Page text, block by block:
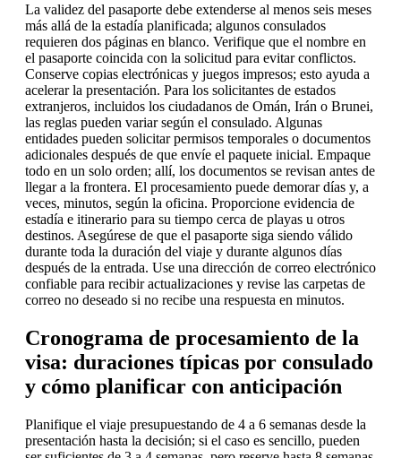
La validez del pasaporte debe extenderse al menos seis meses
más allá de la estadía planificada; algunos consulados
requieren dos páginas en blanco. Verifique que el nombre en
el pasaporte coincida con la solicitud para evitar conflictos.
Conserve copias electrónicas y juegos impresos; esto ayuda a
acelerar la presentación. Para los solicitantes de estados
extranjeros, incluidos los ciudadanos de Omán, Irán o Brunei,
las reglas pueden variar según el consulado. Algunas
entidades pueden solicitar permisos temporales o documentos
adicionales después de que envíe el paquete inicial. Empaque
todo en un solo orden; allí, los documentos se revisan antes de
llegar a la frontera. El procesamiento puede demorar días y, a
veces, minutos, según la oficina. Proporcione evidencia de
estadía e itinerario para su tiempo cerca de playas u otros
destinos. Asegúrese de que el pasaporte siga siendo válido
durante toda la duración del viaje y durante algunos días
después de la entrada. Use una dirección de correo electrónico
confiable para recibir actualizaciones y revise las carpetas de
correo no deseado si no recibe una respuesta en minutos.
Cronograma de procesamiento de la
visa: duraciones típicas por consulado
y cómo planificar con anticipación
Planifique el viaje presupuestando de 4 a 6 semanas desde la
presentación hasta la decisión; si el caso es sencillo, pueden